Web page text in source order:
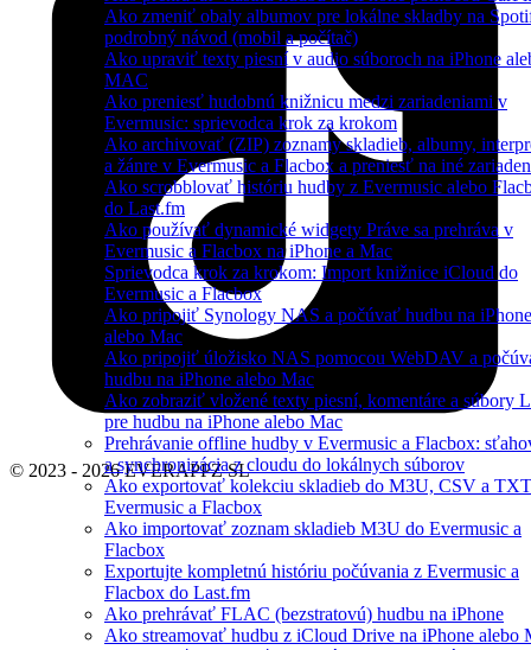
Ako zmeniť obaly albumov pre lokálne skladby na
podrobný návod (mobil a počítač)
Ako upraviť texty piesní v audio súboroch na iPhone
MAC
Ako preniesť hudobnú knižnicu medzi zariadeniami v
Evermusic: sprievodca krok za krokom
Ako archivovať (ZIP) zoznamy skladieb, albumy,
a žánre v Evermusic a Flacbox a preniesť na iné
Ako scrobblovať históriu hudby z Evermusic alebo
do Last.fm
Ako používať dynamické widgety Práve sa prehráva v
Evermusic a Flacbox na iPhone a Mac
Sprievodca krok za krokom: Import knižnice iCloud do
Evermusic a Flacbox
Ako pripojiť Synology NAS a počúvať hudbu na iPhone
alebo Mac
Ako pripojiť úložisko NAS pomocou WebDAV a
hudbu na iPhone alebo Mac
Ako zobraziť vložené texty piesní, komentáre a súbory
pre hudbu na iPhone alebo Mac
Prehrávanie offline hudby v Evermusic a Flacbox:
a synchronizácia z cloudu do lokálnych súborov
Ako exportovať kolekciu skladieb do M3U, CSV a
Evermusic a Flacbox
Ako importovať zoznam skladieb M3U do Evermusic a
Flacbox
Exportujte kompletnú históriu počúvania z Evermusic a
Flacbox do Last.fm
Ako prehrávať FLAC (bezstratovú) hudbu na iPhone
Ako streamovať hudbu z iCloud Drive na iPhone alebo
© 2023 - 2026 EVERAPPZ SL